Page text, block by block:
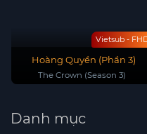
Vietsub -
Hoàng Quyền (Phần 3)
The Crown (Season 3)
Danh mục